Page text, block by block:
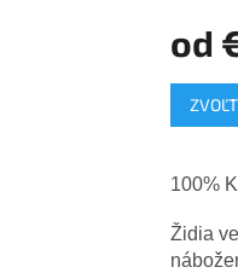
od
cena:
100%
Židia